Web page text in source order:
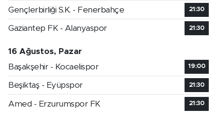
Gençlerbirliği S.K. - Fenerbahçe 21:30
Gaziantep FK - Alanyaspor 21:30
16 Ağustos, Pazar
Başakşehir - Kocaelispor
19:00
Beşiktaş - Eyüpspor 21:30
Amed - Erzurumspor FK 21:30